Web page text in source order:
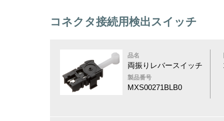
コネクタ接続用検出スイッチ
品名
両振りレバースイッチ
製品番号
MXS00271BLB0